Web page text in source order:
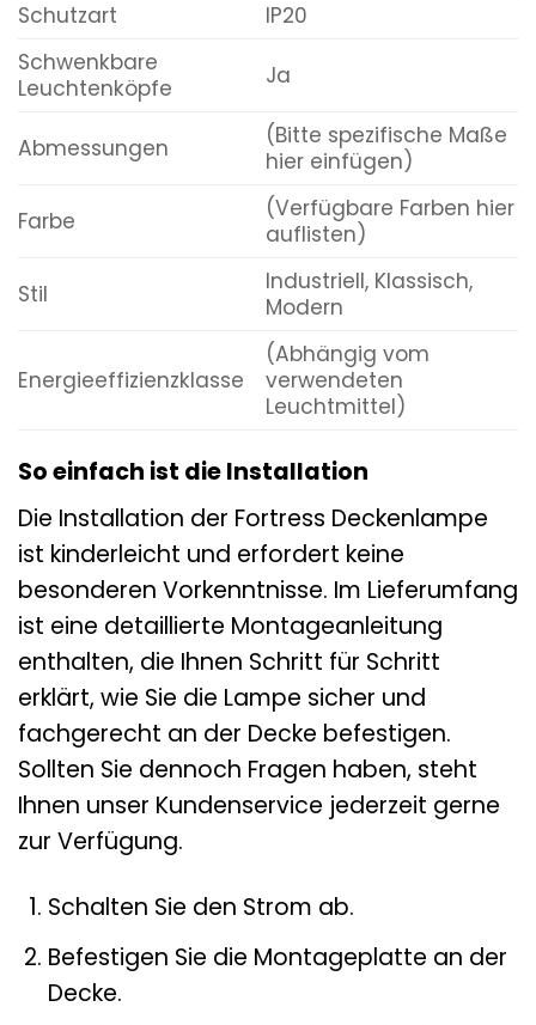
Schutzart
IP20
Schwenkbare
Leuchtenköpfe
Ja
Abmessungen
(Bitte spezifische Maße
hier einfügen)
Farbe
(Verfügbare Farben hier
auflisten)
Stil
Industriell, Klassisch,
Modern
Energieeffizienzklasse
(Abhängig vom
verwendeten
Leuchtmittel)
So einfach ist die Installation
Die Installation der Fortress Deckenlampe
ist kinderleicht und erfordert keine
besonderen Vorkenntnisse. Im Lieferumfang
ist eine detaillierte Montageanleitung
enthalten, die Ihnen Schritt für Schritt
erklärt, wie Sie die Lampe sicher und
fachgerecht an der Decke befestigen.
Sollten Sie dennoch Fragen haben, steht
Ihnen unser Kundenservice jederzeit gerne
zur Verfügung.
Schalten Sie den Strom ab.
Befestigen Sie die Montageplatte an der
Decke.